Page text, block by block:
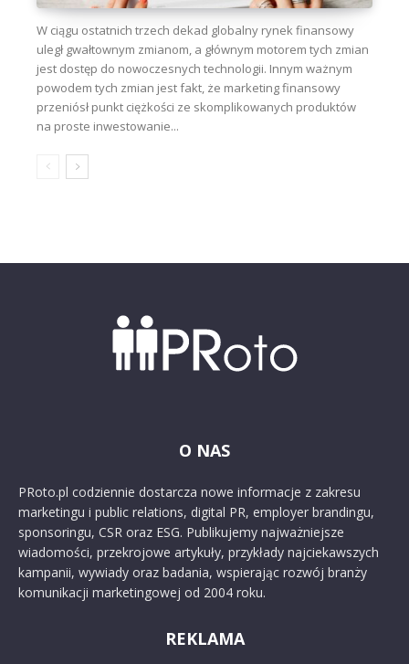
W ciągu ostatnich trzech dekad globalny rynek finansowy
uległ gwałtownym zmianom, a głównym motorem tych zmian
jest dostęp do nowoczesnych technologii. Innym ważnym
powodem tych zmian jest fakt, że marketing finansowy
przeniósł punkt ciężkości ze skomplikowanych produktów
na proste inwestowanie...
O NAS
PRoto.pl codziennie dostarcza nowe informacje z zakresu
marketingu i public relations, digital PR, employer brandingu,
sponsoringu, CSR oraz ESG. Publikujemy najważniejsze
wiadomości, przekrojowe artykuły, przykłady najciekawszych
kampanii, wywiady oraz badania, wspierając rozwój branży
komunikacji marketingowej od 2004 roku.
REKLAMA